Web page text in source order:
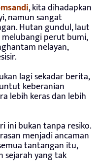
, kita dihadapkan
namun sangat
Hutan gundul, laut
perut bumi,
nelayan,
lagi sekadar berita,
keberanian
lebih keras dan lebih
ini bukan tanpa resiko.
menjadi ancaman
tantangan itu,
sejarah yang tak